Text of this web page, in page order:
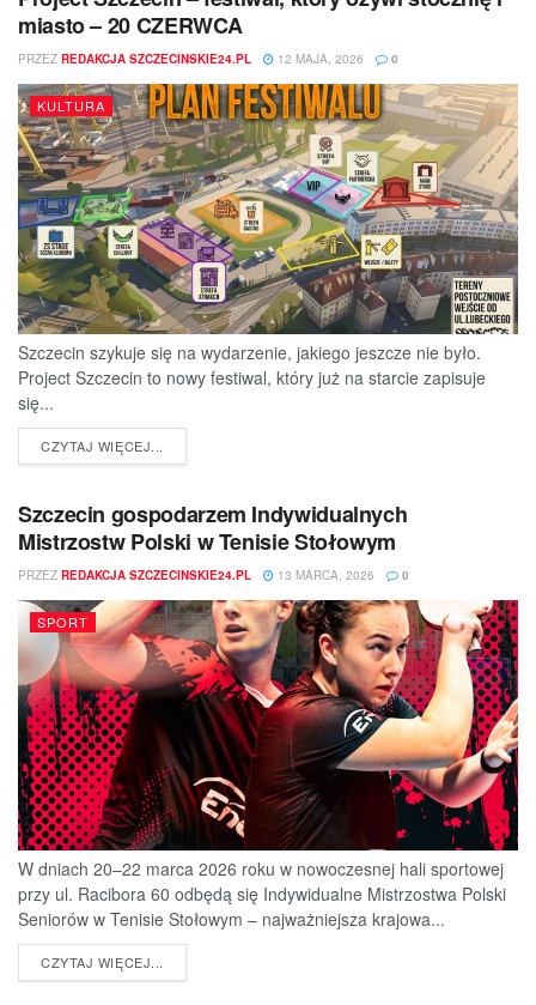
miasto – 20 CZERWCA
PRZEZ REDAKCJA SZCZECINSKIE24.PL 12 MAJA, 2026 0
KULTURA
Szczecin szykuje się na wydarzenie, jakiego jeszcze nie było.
Project Szczecin to nowy festiwal, który już na starcie zapisuje
się...
CZYTAJ WIĘCEJ...
Szczecin gospodarzem Indywidualnych
Mistrzostw Polski w Tenisie Stołowym
PRZEZ REDAKCJA SZCZECINSKIE24.PL 13 MARCA, 2026 0
SPORT
W dniach 20–22 marca 2026 roku w nowoczesnej hali sportowej
przy ul. Racibora 60 odbędą się Indywidualne Mistrzostwa Polski
Seniorów w Tenisie Stołowym – najważniejsza krajowa...
CZYTAJ WIĘCEJ...